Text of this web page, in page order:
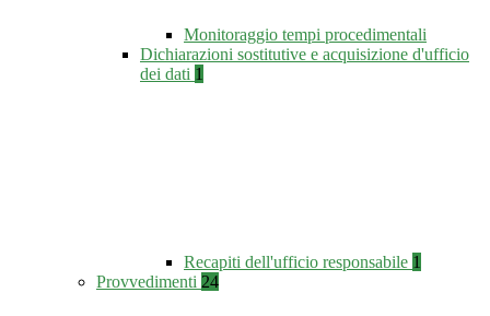
Monitoraggio tempi procedimentali
Dichiarazioni sostitutive e acquisizione d'ufficio
dei dati 1
Recapiti dell'ufficio responsabile 1
Provvedimenti 24